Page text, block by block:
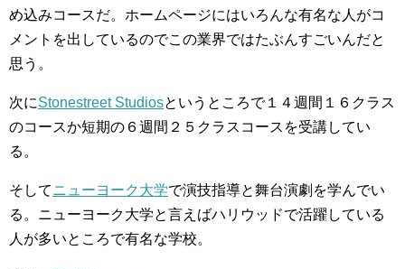
め込みコースだ。ホームページにはいろんな有名な人がコ
メントを出しているのでこの業界ではたぶんすごいんだと
思う。
次にStonestreet Studiosというところで１４週間１６クラス
のコースか短期の６週間２５クラスコースを受講してい
る。
そしてニューヨーク大学で演技指導と舞台演劇を学んでい
る。ニューヨーク大学と言えばハリウッドで活躍している
人が多いところで有名な学校。